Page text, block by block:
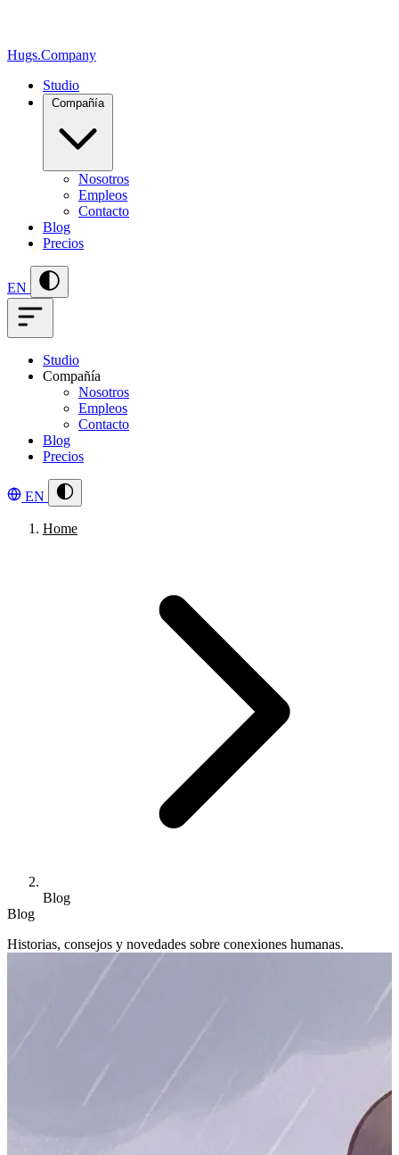
Hugs.Company
Studio
Compañía
Nosotros
Empleos
Contacto
Blog
Precios
EN
Studio
Compañía
Nosotros
Empleos
Contacto
Blog
Precios
EN
Home
Blog
Blog
Historias, consejos y novedades sobre conexiones humanas.